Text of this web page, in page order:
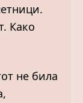
Како
не била